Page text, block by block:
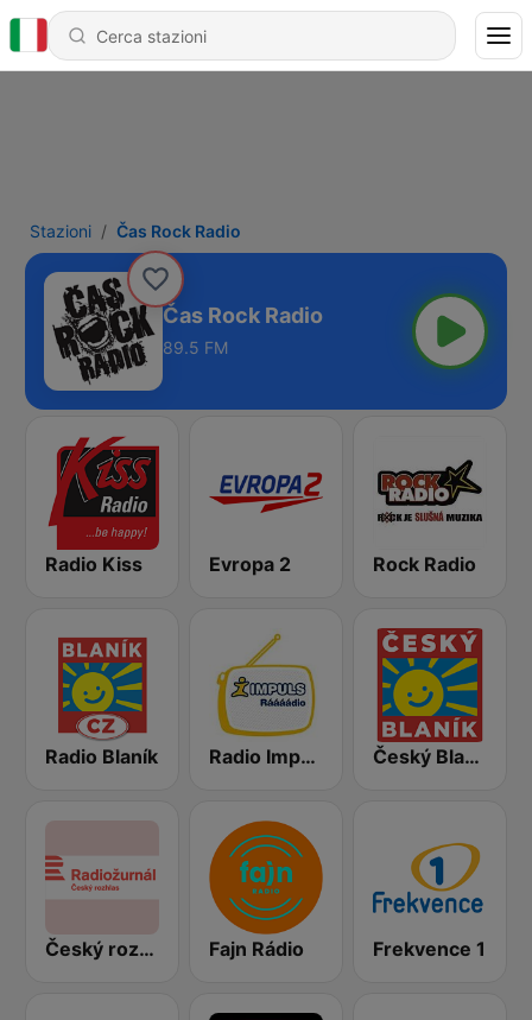
Stazioni Čas Rock Radio
Čas Rock Radio
89.5 FM
Radio Kiss Evropa 2 Rock Radio
Radio Blaník Radio Impuls Český Blaník
Český rozhlas Radiožurnál Fajn Rádio Frekvence 1